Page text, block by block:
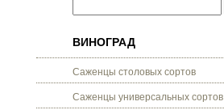
ВИНОГРАД
Саженцы столовых сортов
Саженцы универсальных сортов